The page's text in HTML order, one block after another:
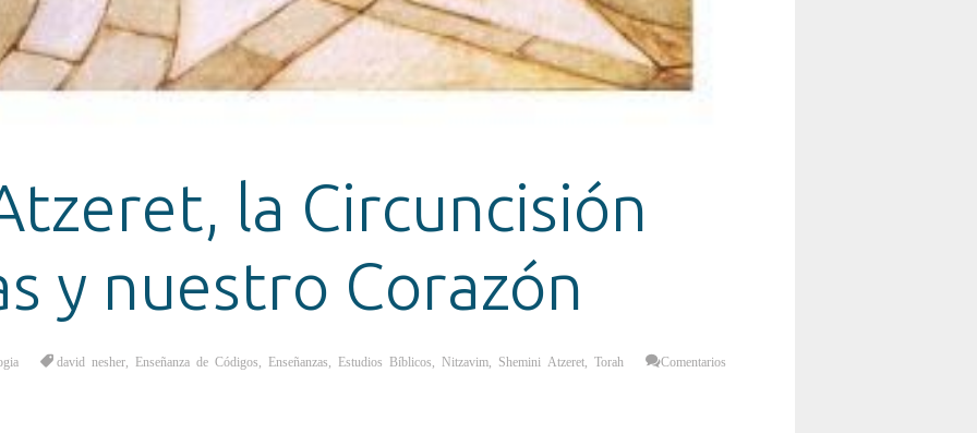
la Circuncisión
y nuestro Corazón
david nesher Enseñanza de Códigos Enseñanzas Estudios Bíblicos Nitzavim Shemini Atzeret Torah Comentarios